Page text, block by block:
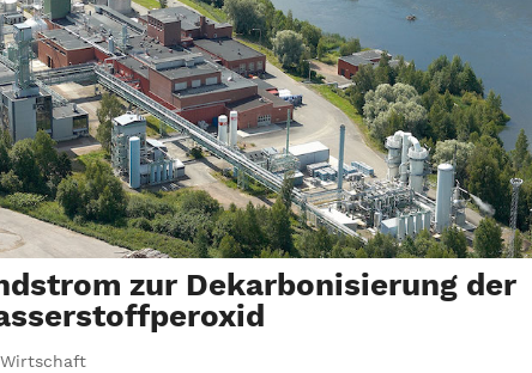
zur Dekarbonisierung der
Wirtschaft